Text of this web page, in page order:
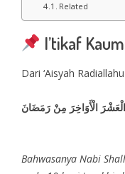
Related
I’tikaf
Dari ‘Aisyah Radiallahu
الْأَوَاخِرَ مِنْ رَمَضَانَ
Bahwasanya Nabi